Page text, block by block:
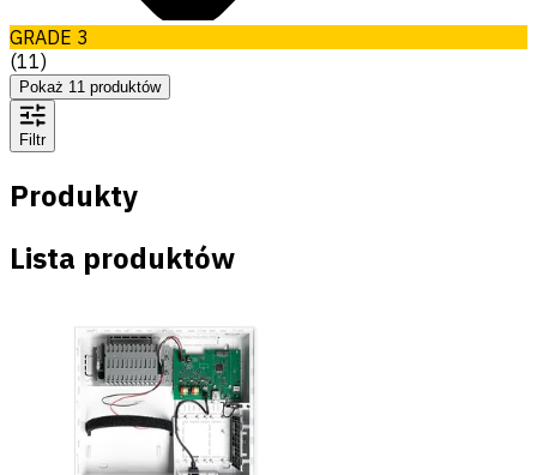
GRADE 3
(11)
Pokaż 11 produktów
Filtr
Produkty
Lista produktów